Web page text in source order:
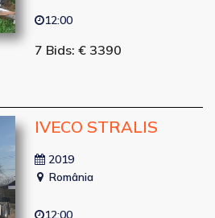
12:00
7 Bids: € 3390
IVECO STRALIS
2019
România
12:00